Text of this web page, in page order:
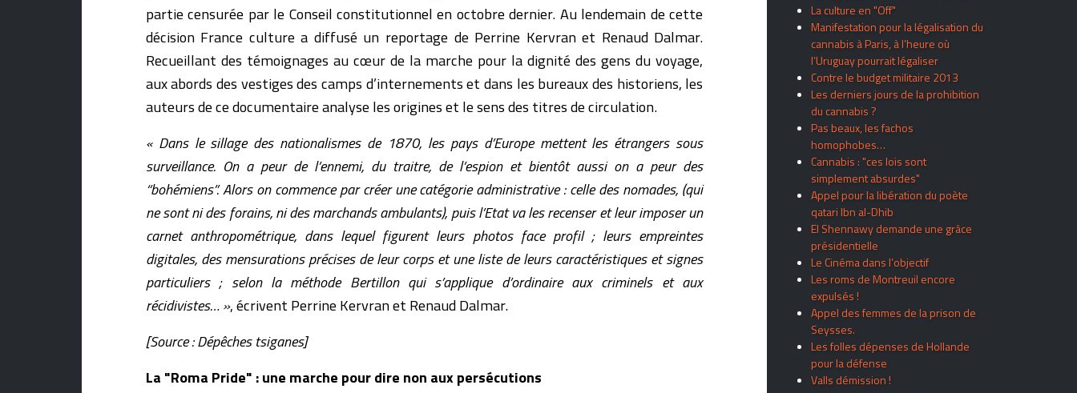
partie censurée par le Conseil constitutionnel en octobre dernier. Au lendemain de cette
décision France culture a diffusé un reportage de Perrine Kervran et Renaud Dalmar.
Recueillant des témoignages au cœur de la marche pour la dignité des gens du voyage,
aux abords des vestiges des camps d’internements et dans les bureaux des historiens, les
auteurs de ce documentaire analyse les origines et le sens des titres de circulation.
« Dans le sillage des nationalismes de 1870, les pays d’Europe mettent les étrangers sous
surveillance. On a peur de l’ennemi, du traitre, de l’espion et bientôt aussi on a peur des
“bohémiens”. Alors on commence par créer une catégorie administrative : celle des nomades, (qui
ne sont ni des forains, ni des marchands ambulants), puis l’Etat va les recenser et leur imposer un
carnet anthropométrique, dans lequel figurent leurs photos face profil ; leurs empreintes
digitales, des mensurations précises de leur corps et une liste de leurs caractéristiques et signes
particuliers ; selon la méthode Bertillon qui s’applique d’ordinaire aux criminels et aux
récidivistes… », écrivent Perrine Kervran et Renaud Dalmar.
[Source : Dépêches tsiganes]
La "Roma Pride" : une marche pour dire non aux persécutions
La culture en "Off"
Manifestation pour la légalisation du
cannabis à Paris, à l’heure où
l’Uruguay pourrait légaliser
Contre le budget militaire 2013
Les derniers jours de la prohibition
du cannabis ?
Pas beaux, les fachos
homophobes…
Cannabis : "ces lois sont
simplement absurdes"
Appel pour la libération du poète
qatari Ibn al-Dhib
El Shennawy demande une grâce
présidentielle
Le Cinéma dans l’objectif
Les roms de Montreuil encore
expulsés !
Appel des femmes de la prison de
Seysses.
Les folles dépenses de Hollande
pour la défense
Valls démission !